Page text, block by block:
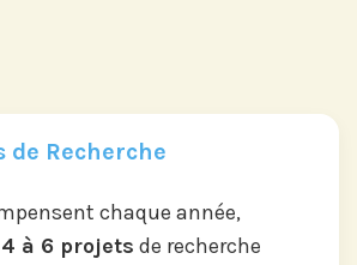
de Recherche
chaque année,
4 à 6 projets de recherche